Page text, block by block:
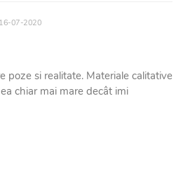
16-07-2020
poze si realitate. Materiale calitative
chiar mai mare decât imi